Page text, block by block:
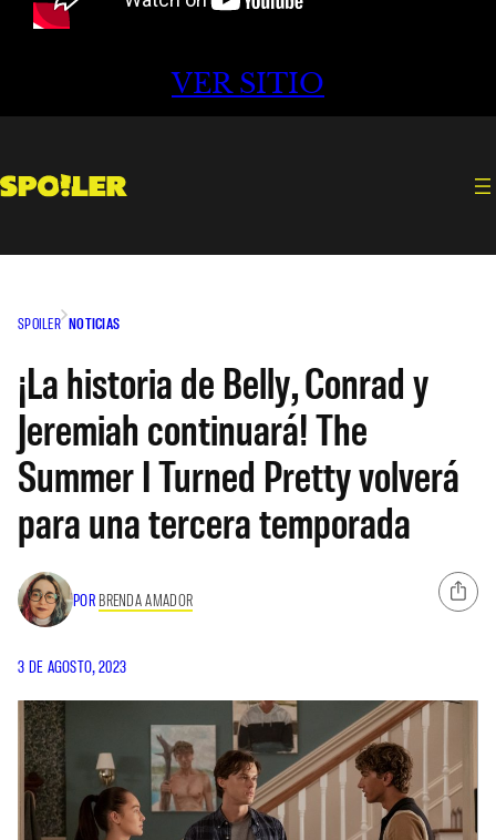
VER SITIO
SPOILER NOTICIAS
¡La historia de Belly, Conrad y
Jeremiah continuará! The
Summer I Turned Pretty volverá
para una tercera temporada
POR BRENDA AMADOR
3 DE AGOSTO, 2023